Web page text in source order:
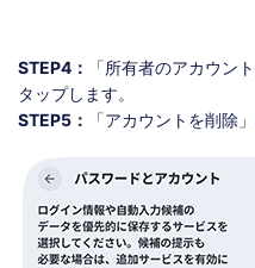
STEP4：
「所有者のアカウン
タップします。
STEP5：
「アカウントを削除